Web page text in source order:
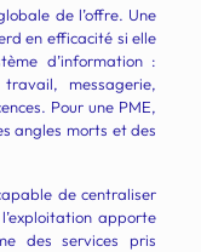
de l’offre. Une
en efficacité si elle
d’information :
messagerie,
Pour une PME,
angles morts et des
de centraliser
apporte
des services pris